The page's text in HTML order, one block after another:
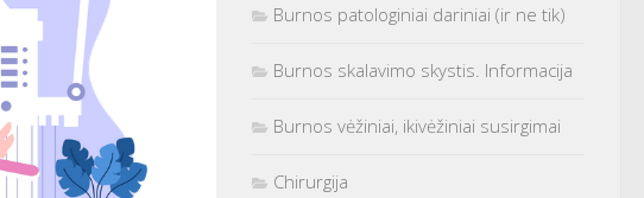
Burnos patologiniai dariniai (ir ne tik)
Burnos skalavimo skystis. Informacija
Burnos vėžiniai, ikivėžiniai susirgimai
Chirurgija